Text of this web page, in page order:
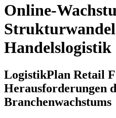
Online-
Handelslogistik
LogistikPlan Retail
Herausforderungen
Branchenwachstums